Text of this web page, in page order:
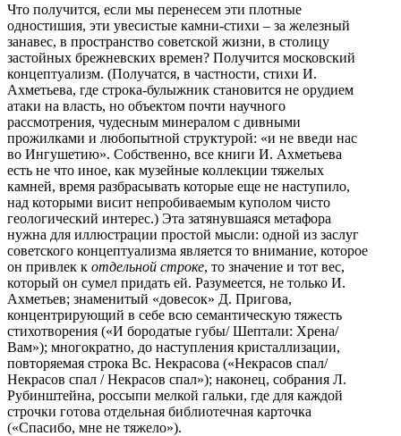
Что получится, если мы перенесем эти плотные
одностишия, эти увесистые камни-стихи – за железный
занавес, в пространство советской жизни, в столицу
застойных брежневских времен? Получится московский
концептуализм. (Получатся, в частности, стихи И.
Ахметьева, где строка-булыжник становится не орудием
атаки на власть, но объектом почти научного
рассмотрения, чудесным минералом с дивными
прожилками и любопытной структурой: «и не введи нас
во Ингушетию». Собственно, все книги И. Ахметьева
есть не что иное, как музейные коллекции тяжелых
камней, время разбрасывать которые еще не наступило,
над которыми висит непробиваемым куполом чисто
геологический интерес.) Эта затянувшаяся метафора
нужна для иллюстрации простой мысли: одной из заслуг
советского концептуализма является то внимание, которое
он привлек к отдельной строке, то значение и тот вес,
который он сумел придать ей. Разумеется, не только И.
Ахметьев; знаменитый «довесок» Д. Пригова,
концентрирующий в себе всю семантическую тяжесть
стихотворения («И бородатые губы/ Шептали: Хрена/
Вам»); многократно, до наступления кристаллизации,
повторяемая строка Вс. Некрасова («Некрасов спал/
Некрасов спал / Некрасов спал»); наконец, собрания Л.
Рубинштейна, россыпи мелкой гальки, где для каждой
строчки готова отдельная библиотечная карточка
(«Спасибо, мне не тяжело»).